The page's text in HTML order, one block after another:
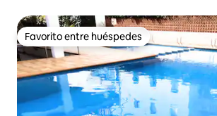
Favorito entre huéspedes
Favorito entre huéspedes